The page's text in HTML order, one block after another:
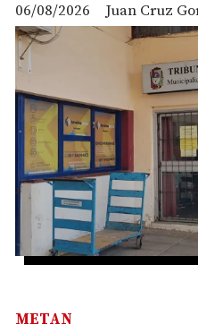
Juan Cruz
06/08/2026
METAN